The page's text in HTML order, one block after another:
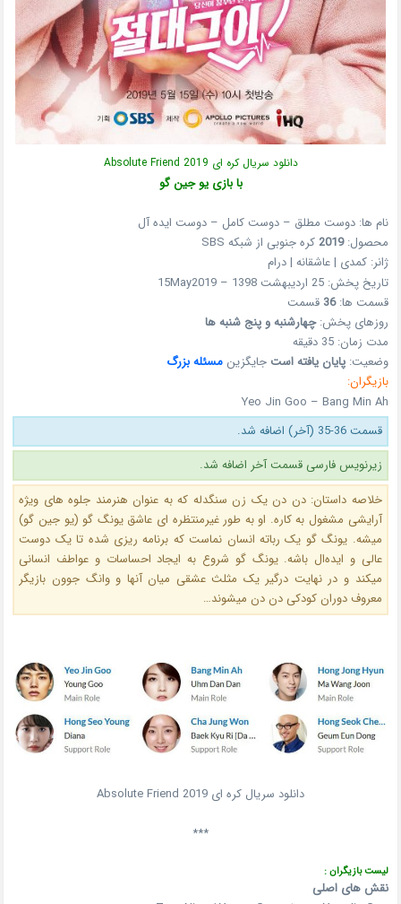
دانلود سریال کره ای Absolute Friend 2019
با بازی یو جین گو
نام ها: دوست مطلق – دوست کامل – دوست ایده‌ آل
محصول:2019کره جنوبی از شبکه SBS
ژانر: کمدی | عاشقانه | درام
تاریخ پخش: 25 اردیبهشت 1398 – 15May2019
قسمت ها:36 قسمت
روزهای پخش:چهارشنبه و پنج شنبه ها
مدت زمان: 35 دقیقه
وضعیت:پایان یافته استجایگزینمسئله بزرگ
بازیگران:
Yeo Jin Goo – Bang Min Ah
قسمت 36-35 (آخر) اضافه شد.
زیرنویس فارسی قسمت آخر اضافه شد.
خلاصه داستان: دن دن یک زن سنگدله که به عنوان هنرمند جلوه های ویژه
آرایشی مشغول به کاره. او به طور غیرمنتظره ای عاشق یونگ گو (یو جین گو)
میشه. یونگ گو یک رباته انسان نماست که برنامه ریزی شده تا یک دوست
عالی و ایده‌ال باشه. یونگ گو شروع به ایجاد احساسات و عواطف انسانی
میکند و در نهایت درگیر یک مثلث عشقی میان آنها و وانگ جوون بازیگر
معروف دوران کودکی دن دن میشوند…
دانلود سریال کره ای Absolute Friend 2019
***
لیست بازیگران :
نقش های اصلی